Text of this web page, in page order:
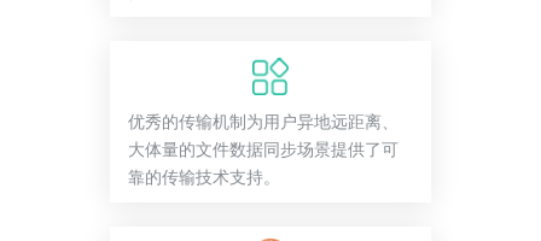
优秀的传输机制为用户异地远距离、
大体量的文件数据同步场景提供了可
靠的传输技术支持。